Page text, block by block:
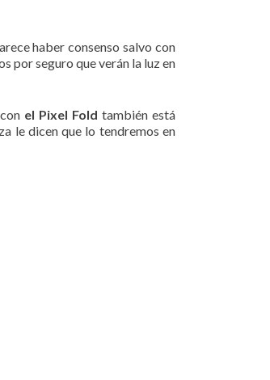
haber consenso salvo con
por seguro que verán la luz en
el Pixel Fold también está
le dicen que lo tendremos en